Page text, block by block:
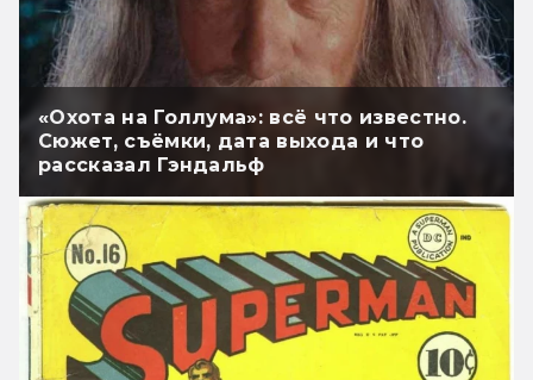
«Охота на Голлума»: всё что известно.
Сюжет, съёмки, дата выхода и что
рассказал Гэндальф